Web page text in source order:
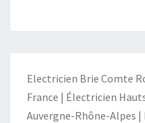
Electricien Brie Comte
France | Électricien
Auvergne-Rhône-Alpes |